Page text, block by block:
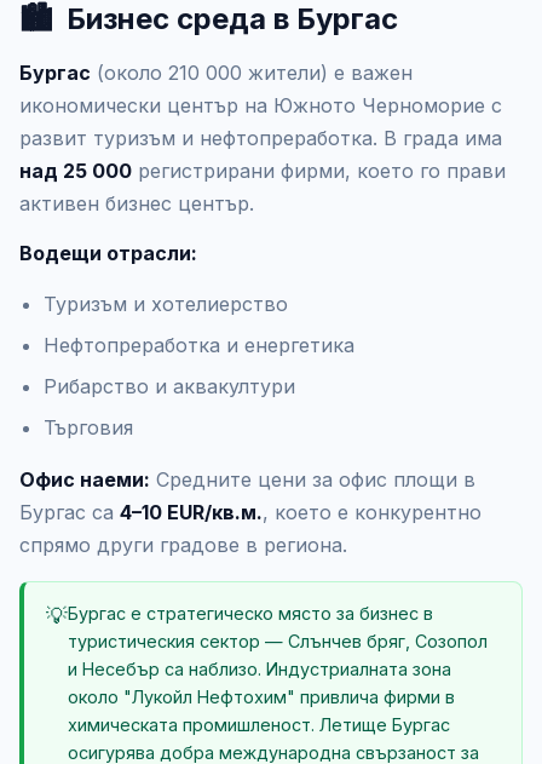
🏙️ Бизнес среда в Бургас
Бургас (около 210 000 жители) е важен
икономически център на Южното Черноморие с
развит туризъм и нефтопреработка. В града има
над 25 000 регистрирани фирми, което го прави
активен бизнес център.
Водещи отрасли:
Туризъм и хотелиерство
Нефтопреработка и енергетика
Рибарство и аквакултури
Търговия
Офис наеми: Средните цени за офис площи в
Бургас са 4–10 EUR/кв.м., което е конкурентно
спрямо други градове в региона.
💡Бургас е стратегическо място за бизнес в
туристическия сектор — Слънчев бряг, Созопол
и Несебър са наблизо. Индустриалната зона
около "Лукойл Нефтохим" привлича фирми в
химическата промишленост. Летище Бургас
осигурява добра международна свързаност за